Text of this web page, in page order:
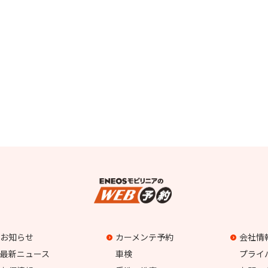
お知らせ
最新ニュース
カーメンテ予約
車検
会社情
プライ